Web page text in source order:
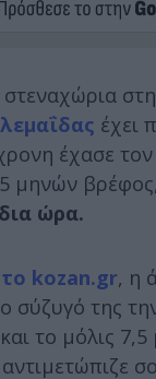
έχει
έχασε
μηνών βρέφος,
ώρα.
kozan.gr, η
σύζυγό της
το μόλις